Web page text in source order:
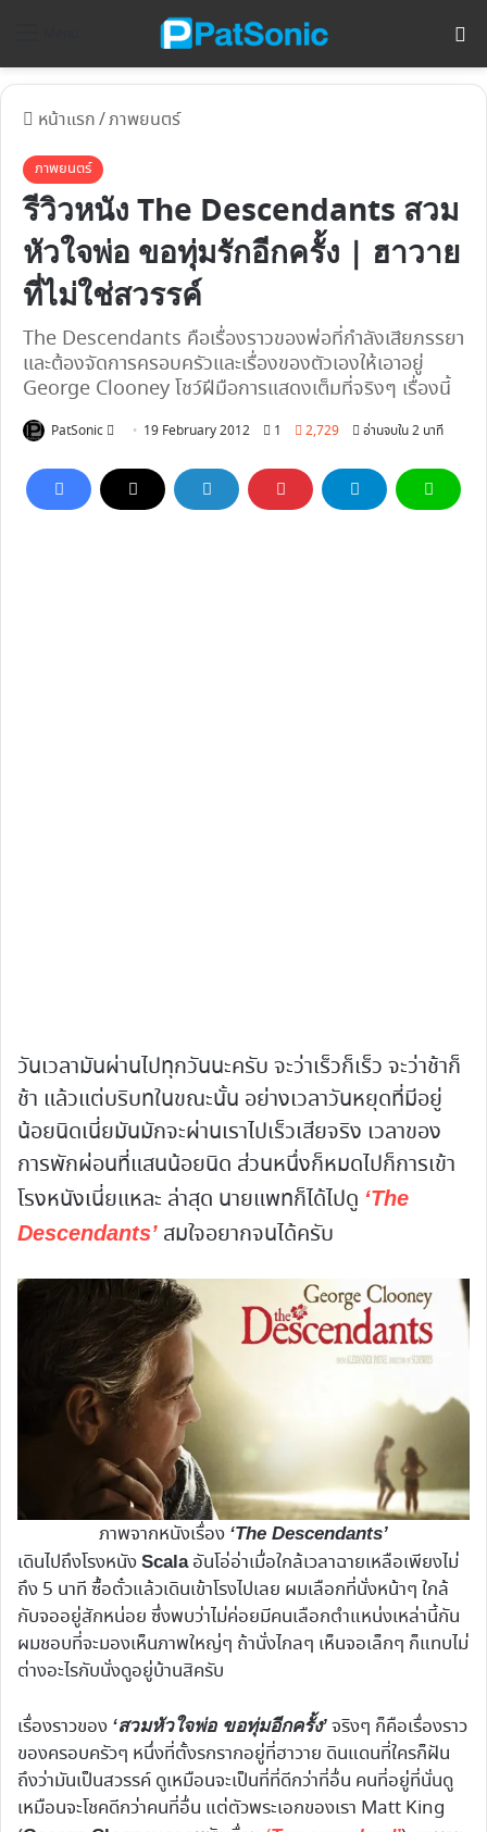
หน้าแรก/ภาพยนตร์
ภาพยนตร์
รีวิวหนัง The Descendants สวม
หัวใจพ่อ ขอทุ่มรักอีกครั้ง | ฮาวาย
ที่ไม่ใช่สวรรค์
The Descendants คือเรื่องราวของพ่อที่กำลังเสียภรรยา
และต้องจัดการครอบครัวและเรื่องของตัวเองให้เอาอยู่
George Clooney โชว์ฝีมือการแสดงเต็มที่จริงๆ เรื่องนี้
PatSonic
Follow19 February 2012 1 2,729 อ่านจบใน 2 นาที
วันเวลามันผ่านไปทุกวันนะครับ จะว่าเร็วก็เร็ว จะว่าช้าก็
ช้า แล้วแต่บริบทในขณะนั้น อย่างเวลาวันหยุดที่มีอยู่
น้อยนิดเนี่ยมันมักจะผ่านเราไปเร็วเสียจริง เวลาของ
การพักผ่อนที่แสนน้อยนิด ส่วนหนึ่งก็หมดไปก็การเข้า
โรงหนังเนี่ยแหละ ล่าสุด นายแพทก็ได้ไปดู ‘The
Descendants’ สมใจอยากจนได้ครับ
ภาพจากหนังเรื่อง ‘The Descendants’
เดินไปถึงโรงหนัง Scalaอันโอ่อ่าเมื่อใกล้เวลาฉายเหลือเพียงไม่
ถึง 5 นาที ซื้อตั๋วแล้วเดินเข้าโรงไปเลย ผมเลือกที่นั่งหน้าๆ ใกล้
กับจออยู่สักหน่อย ซึ่งพบว่าไม่ค่อยมีคนเลือกตำแหน่งเหล่านี้กัน
ผมชอบที่จะมองเห็นภาพใหญ่ๆ ถ้านั่งไกลๆ เห็นจอเล็กๆ ก็แทบไม่
ต่างอะไรกับนั่งดูอยู่บ้านสิครับ
เรื่องราวของ ‘สวมหัวใจพ่อ ขอทุ่มอีกครั้ง’ จริงๆ ก็คือเรื่องราว
ของครอบครัวๆ หนึ่งที่ตั้งรกรากอยู่ที่ฮาวาย ดินแดนที่ใครก็ฝัน
ถึงว่ามันเป็นสวรรค์ ดูเหมือนจะเป็นที่ที่ดีกว่าที่อื่น คนที่อยู่ที่นั่นดู
เหมือนจะโชคดีกว่าคนที่อื่น แต่ตัวพระเอกของเรา Matt King